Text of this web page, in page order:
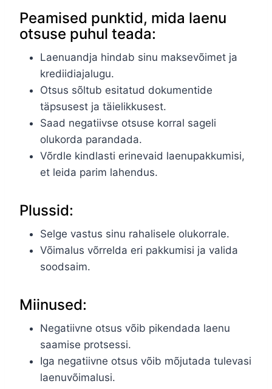
Peamised punktid, mida laenu
otsuse puhul teada:
Laenuandja hindab sinu maksevõimet ja
krediidiajalugu.
Otsus sõltub esitatud dokumentide
täpsusest ja täielikkusest.
Saad negatiivse otsuse korral sageli
olukorda parandada.
Võrdle kindlasti erinevaid laenupakkumisi,
et leida parim lahendus.
Plussid:
Selge vastus sinu rahalisele olukorrale.
Võimalus võrrelda eri pakkumisi ja valida
soodsaim.
Miinused:
Negatiivne otsus võib pikendada laenu
saamise protsessi.
Iga negatiivne otsus võib mõjutada tulevasi
laenuvõimalusi.